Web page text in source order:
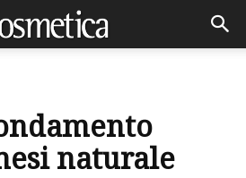
naturale